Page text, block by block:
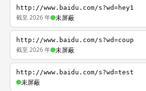
http://www.baidu.com/s?wd=hey1
截至 2026 年 未屏蔽
http://www.baidu.com/s?wd=coup
截至 2026 年 未屏蔽
http://www.baidu.com/s?wd=test
未屏蔽